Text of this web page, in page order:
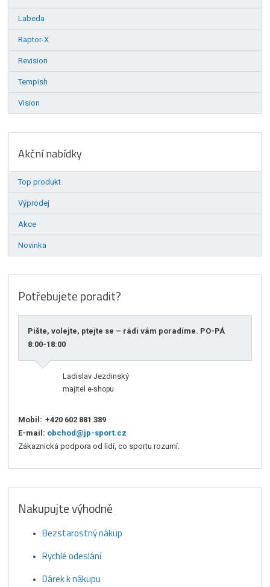
Labeda
Raptor-X
Revision
Tempish
Vision
Akční nabídky
Top produkt
Výprodej
Akce
Novinka
Potřebujete poradit?
Pište, volejte, ptejte se – rádi vám poradíme. PO-PÁ
8:00-18:00
Ladislav Jezdinský
majitel e-shopu
Mobil: +420 602 881 389
E-mail: obchod@jp-sport.cz
Zákaznická podpora od lidí, co sportu rozumí.
Nakupujte výhodně
Bezstarostný nákup
Rychlé odeslání
Dárek k nákupu